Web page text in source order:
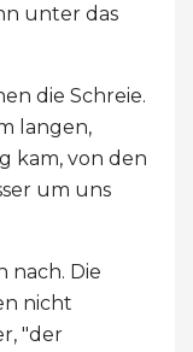
unter das
die Schreie.
langen,
kam, von den
um uns
nach. Die
nicht
"der